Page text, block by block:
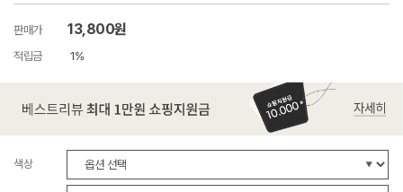
판매가 13,800원
적립금 1%
색상